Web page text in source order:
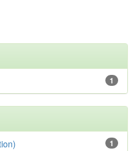
1
1